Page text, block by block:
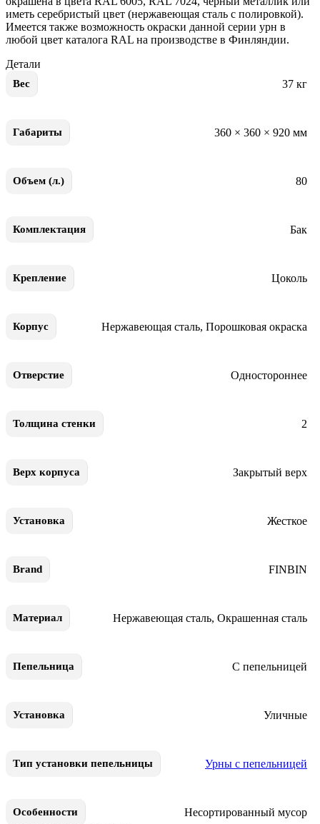
иметь серебристый цвет (нержавеющая сталь с полировкой).
Имеется также возможность окраски данной серии урн в
любой цвет каталога RAL на производстве в Финляндии.
Детали
Вес 37 кг
Габариты 360 × 360 × 920 мм
Объем (л.) 80
Комплектация Бак
Крепление Цоколь
Корпус Нержавеющая сталь, Порошковая окраска
Отверстие Одностороннее
Толщина стенки 2
Верх корпуса Закрытый верх
Установка Жесткое
Brand FINBIN
Материал Нержавеющая сталь, Окрашенная сталь
Пепельница С пепельницей
Установка Уличные
Тип установки пепельницы Урны с пепельницей
Особенности
Несортированный мусор